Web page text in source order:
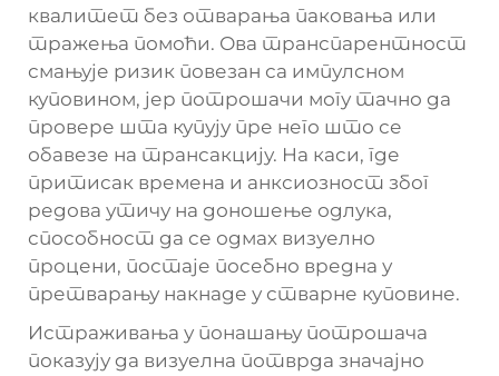
квалитет без отварања паковања или
тражења помоћи. Ова транспарентност
смањује ризик повезан са импулсном
куповином, јер потрошачи могу тачно да
провере шта купују пре него што се
обавезе на трансакцију. На каси, где
притисак времена и анксиозност због
редова утичу на доношење одлука,
способност да се одмах визуелно
процени, постаје посебно вредна у
претварању накнаде у стварне куповине.
Истраживања у понашању потрошача
показују да визуелна потврда значајно